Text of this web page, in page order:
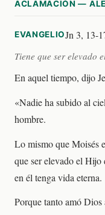
ACLAMACIÓN —
EVANGELIOJn 3, 13-
Tiene que ser elevado
En aquel tiempo, dijo
«Nadie ha subido al
hombre.
Lo mismo que Moisés
que ser elevado el Hijo
en él tenga vida eterna.
Porque tanto amó